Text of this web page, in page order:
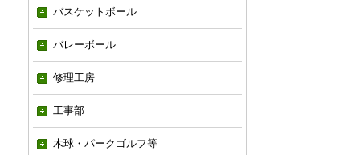
バスケットボール
バレーボール
修理工房
工事部
木球・パークゴルフ等